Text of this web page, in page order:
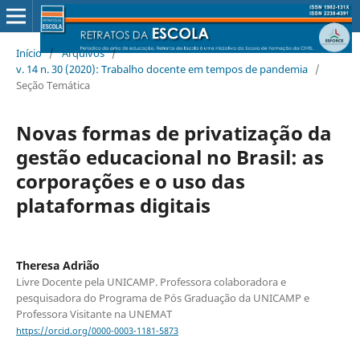
Início / Arquivos /
v. 14 n. 30 (2020): Trabalho docente em tempos de pandemia /
Seção Temática
Novas formas de privatização da
gestão educacional no Brasil: as
corporações e o uso das
plataformas digitais
Theresa Adrião
Livre Docente pela UNICAMP. Professora colaboradora e
pesquisadora do Programa de Pós Graduação da UNICAMP e
Professora Visitante na UNEMAT
https://orcid.org/0000-0003-1181-5873